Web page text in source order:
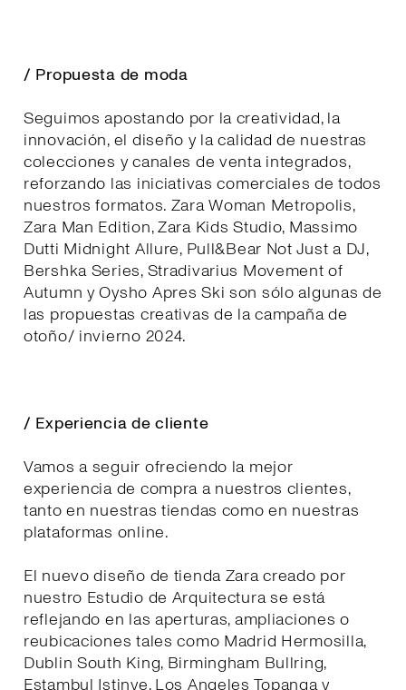
/ Propuesta de moda
Seguimos apostando por la creatividad, la
innovación, el diseño y la calidad de nuestras
colecciones y canales de venta integrados,
reforzando las iniciativas comerciales de todos
nuestros formatos. Zara Woman Metropolis,
Zara Man Edition, Zara Kids Studio, Massimo
Dutti Midnight Allure, Pull&Bear Not Just a DJ,
Bershka Series, Stradivarius Movement of
Autumn y Oysho Apres Ski son sólo algunas de
las propuestas creativas de la campaña de
otoño/ invierno 2024.
/ Experiencia de cliente
Vamos a seguir ofreciendo la mejor
experiencia de compra a nuestros clientes,
tanto en nuestras tiendas como en nuestras
plataformas online.
El nuevo diseño de tienda Zara creado por
nuestro Estudio de Arquitectura se está
reflejando en las aperturas, ampliaciones o
reubicaciones tales como Madrid Hermosilla,
Dublin South King, Birmingham Bullring,
Estambul Istinye, Los Angeles Topanga y